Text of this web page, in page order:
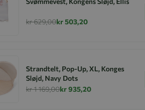
kr 629,00kr 503,20
Strandtelt, Pop-Up, XL, Konges
Sløjd, Navy Dots
kr 1 169,00kr 935,20